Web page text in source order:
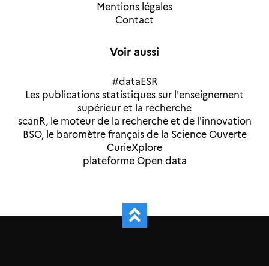
Mentions légales
Contact
Voir aussi
#dataESR
Les publications statistiques sur l'enseignement
supérieur et la recherche
scanR, le moteur de la recherche et de l'innovation
BSO, le baromètre français de la Science Ouverte
CurieXplore
plateforme Open data